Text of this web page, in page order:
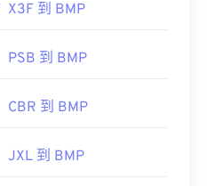
X3F 到 BMP
PSB 到 BMP
CBR 到 BMP
JXL 到 BMP